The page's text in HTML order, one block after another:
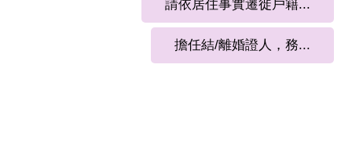
請依居住事實遷徙戶籍...
擔任結/離婚證人，務...